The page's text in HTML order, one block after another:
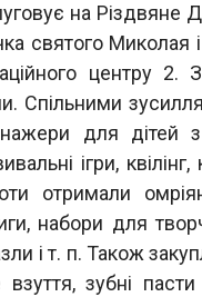
на Різдвяне
святого
центру
для дітей
ігри,
отримали
набори для
і т. п. Також
зубні